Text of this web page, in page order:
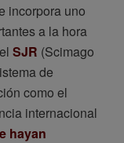
incorpora uno
a la hora
SJR (Scimago
de
como el
internacional
hayan